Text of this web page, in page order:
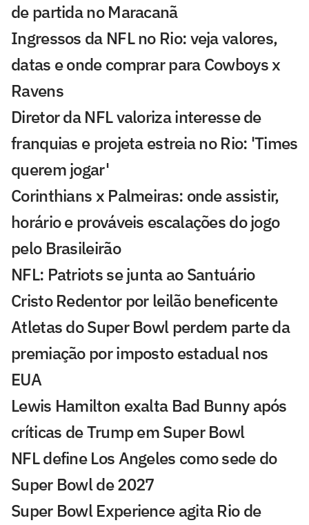
de partida no Maracanã
Ingressos da NFL no Rio: veja valores,
datas e onde comprar para Cowboys x
Ravens
Diretor da NFL valoriza interesse de
franquias e projeta estreia no Rio: 'Times
querem jogar'
Corinthians x Palmeiras: onde assistir,
horário e prováveis escalações do jogo
pelo Brasileirão
NFL: Patriots se junta ao Santuário
Cristo Redentor por leilão beneficente
Atletas do Super Bowl perdem parte da
premiação por imposto estadual nos
EUA
Lewis Hamilton exalta Bad Bunny após
críticas de Trump em Super Bowl
NFL define Los Angeles como sede do
Super Bowl de 2027
Super Bowl Experience agita Rio de